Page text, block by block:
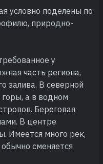
условно поделены по
природно-
у
часть региона,
залива. В северной
а в водном
Береговая
В центре
Имеется много рек,
сменяется